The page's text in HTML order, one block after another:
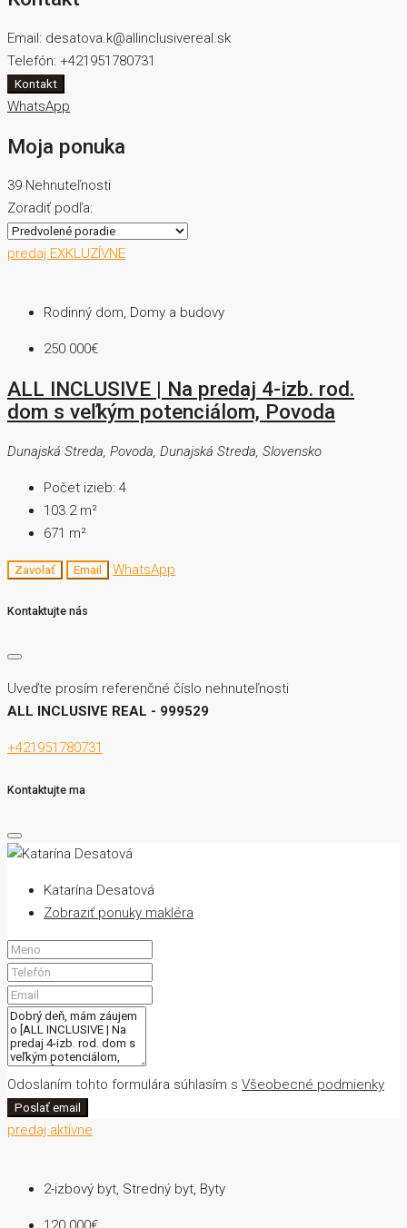
Email: desatova.k@allinclusivereal.sk
Telefón: +421951780731
Kontakt
WhatsApp
Moja ponuka
39 Nehnuteľnosti
Zoradiť podľa:
predaj EXKLUZÍVNE
Rodinný dom, Domy a budovy
250 000€
ALL INCLUSIVE | Na predaj 4-izb. rod.
dom s veľkým potenciálom, Povoda
Dunajská Streda, Povoda, Dunajská Streda, Slovensko
Počet izieb: 4
103.2 m²
671 m²
Zavolať Email WhatsApp
Kontaktujte nás
Uveďte prosím referenčné číslo nehnuteľnosti
ALL INCLUSIVE REAL - 999529
+421951780731
Kontaktujte ma
Katarína Desatová
Zobraziť ponuky makléra
Odoslaním tohto formulára súhlasím s Všeobecné podmienky
Poslať email
predaj aktívne
2-izbový byt, Stredný byt, Byty